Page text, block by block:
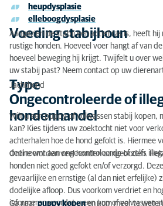
heupdysplasie
elleboogdysplasie
Voeding stabijhoun
Aangezien de stabij een actief ras is, heeft
rustige honden. Hoeveel voer hangt af van
hoeveel beweging hij krijgt. Twijfelt u over
uw stabij past? Neem contact op uw
Type
Jachthond
Ongecontroleerde of
hondenhandel
Wilt u een puppy of volwassen stabij kopen,
kan? Kies tijdens uw zoektocht niet voor
achterhalen hoe de hond gefokt is. Hiermee
deelneemt aan ongecontroleerde of zelfs
Online worden veel honden aangeboden.
honden niet goed gefokt en/of verzorgd.
gevaarlijke en ernstige (al dan niet erfelijke)
dodelijke afloop. Dus voorkom verdriet en
informeren voordat u een pup of volwassen
Ga naarpuppy kopenen kom meer te